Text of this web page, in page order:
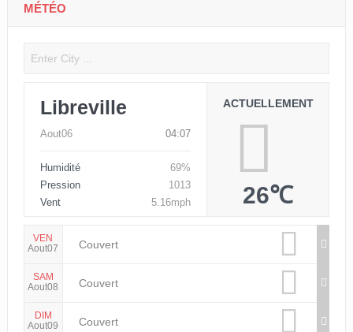
MÉTÉO
Libreville
Aout06 04:07
Humidité
69%
Pression
1013
Vent
5.16mph
ACTUELLEMENT
26℃
VEN
Aout07
Couvert
SAM
Aout08
Couvert
DIM
Aout09
Couvert